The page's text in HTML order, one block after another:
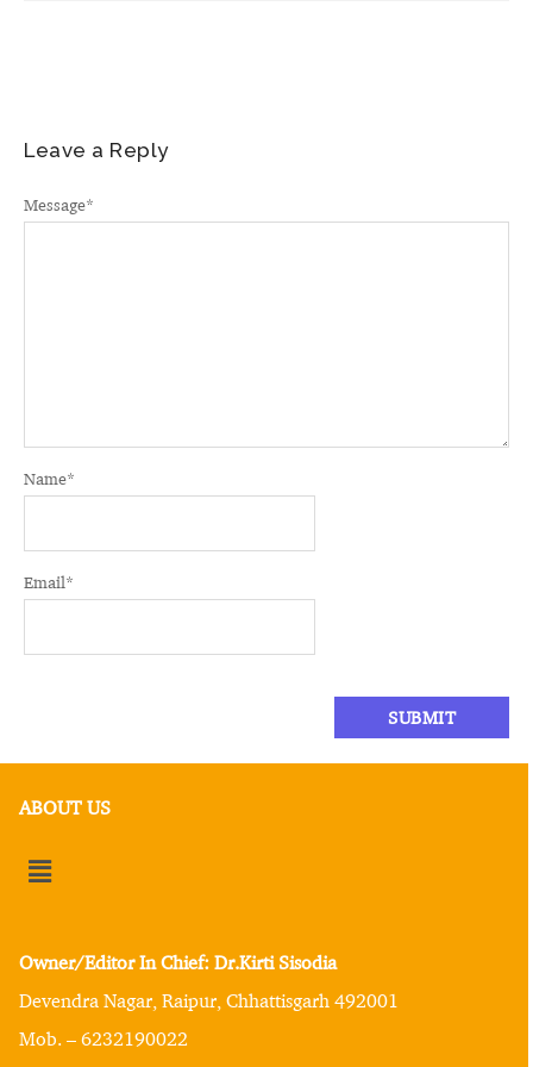
Leave a Reply
Message*
Name*
Email*
ABOUT US
Owner/Editor In Chief: Dr.Kirti Sisodia
Devendra Nagar, Raipur, Chhattisgarh 492001
Mob. – 6232190022